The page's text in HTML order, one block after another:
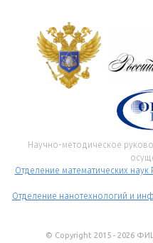
Научно-методическое
Отделение математических
Отделение нанотехнологий и
© Copyright 2015 - 2026